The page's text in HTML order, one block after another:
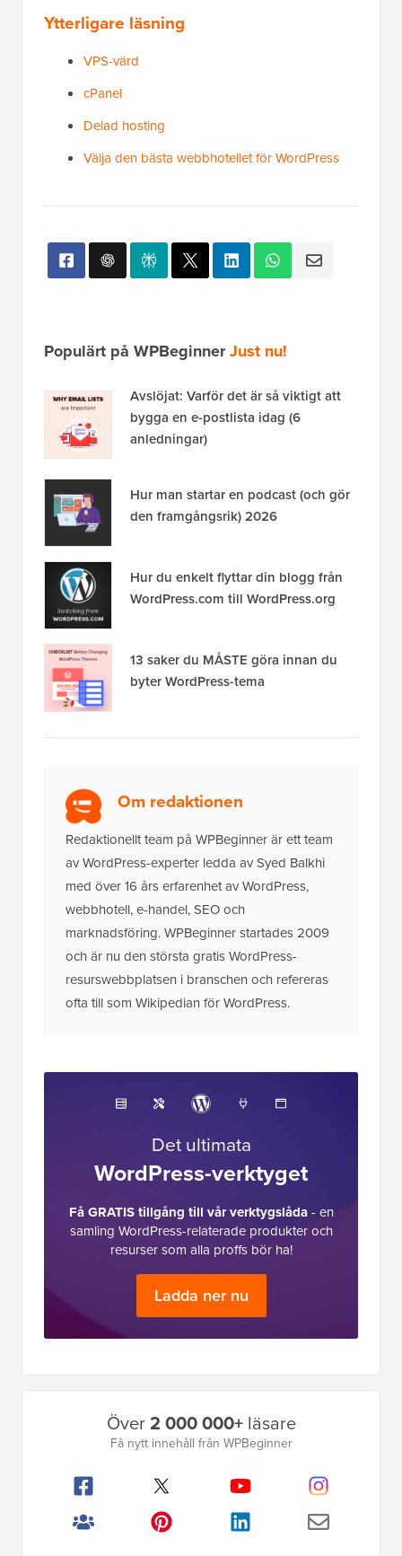
Ytterligare läsning
VPS-värd
cPanel
Delad hosting
Välja den bästa webbhotellet för WordPress
Populärt på WPBeginnerJust nu!
Avslöjat: Varför det är så viktigt att
bygga en e-postlista idag (6
anledningar)
Hur man startar en podcast (och gör
den framgångsrik) 2026
Hur du enkelt flyttar din blogg från
WordPress.com till WordPress.org
13 saker du MÅSTE göra innan du
byter WordPress-tema
Om redaktionen
Redaktionellt team på WPBeginner är ett team
av WordPress-experter ledda av Syed Balkhi
med över 16 års erfarenhet av WordPress,
webbhotell, e-handel, SEO och
marknadsföring. WPBeginner startades 2009
och är nu den största gratis WordPress-
resurswebbplatsen i branschen och refereras
ofta till som Wikipedian för WordPress.
Det ultimata
WordPress-verktyget
Få GRATIS tillgång till vår verktygslåda- en
samling WordPress-relaterade produkter och
resurser som alla proffs bör ha!
Ladda ner nu
Över2 000 000+läsare
Få nytt innehåll från WPBeginner